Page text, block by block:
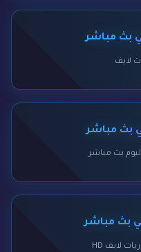
بث مباشر
بث مباشر
بث مباشر